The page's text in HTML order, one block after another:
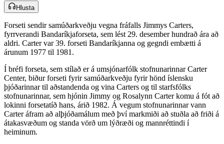
Hlusta
Forseti sendir samúðarkveðju vegna fráfalls Jimmys Carters,
fyrrverandi Bandaríkjaforseta, sem lést 29. desember hundrað ára að
aldri. Carter var 39. forseti Bandaríkjanna og gegndi embætti á
árunum 1977 til 1981.​​​​‌ ‍ ​‍​‍‌‍ ‌ ​‍‌‍‍‌‌‍‌ ‌‍‍‌‌‍ ‍​‍​‍​ ‍‍​‍​‍‌ ​ ‌‍​‌‌‍ ‍‌‍‍‌‌ ‌​‌ ‍‌​‍ ‍‌‍‍‌‌‍ ​‍​‍​‍ ​​‍​‍‌‍‍​‌ ​‍‌‍‌‌‌‍‌‍​‍​‍​ ‍‍​‍​‍‌‍‍​‌ ‌​‌ ‌​‌ ​​‌ ​ ​‍ ​‍ ‌‍‌‍‌‍ ‌ ​‍‌ ​ ‌‍‌‌‌ ‌​‌‍‍‌​‍ ‌‌‍‍‌‌ ​ ‌‍ ​‌‍​‌‌‍ ‍‌‍‌​‌ ​ ​‍ ‍‌ ‌‍‌‍‌‌‌ ​‍‌‍​ ‌‍‌‌‌‍ ​​‍ ‍‌‍​‌‌ ​​‌ ​​​‍ ‌ ​ ‌ ‌​‌ ‌‌‌‍‌​‌‍‍‌‌‍ ​‍ ‌‍‍‌‌‍ ‍‌ ‌​‌‍‌‌‌‍ ‍‌ ‌​​‍ ‌‍‌‌‌‍‌​‌‍‍‌‌ ‌​​‍ ‌‍ ‌‌‍ ‌‍‌​‌‍‌‌​ ‌‌ ​​‌ ​‍‌‍‌‌‌ ​ ‌‍‌‌‌‍ ‍‌ ‌​‌‍​‌‌ ‌​‌‍‍‌‌‍ ‌‍ ‍​ ‍ ‌‍‍‌‌‍‌​​ ‌‌ ​ ‌​‍‌‌​‌​‌‍‍​‌​​‌‌‍‌​‌‍​ ​ ‌‌‌‌‌​‌​​ ‌‌‍​‌‌​ ‌‌‌‌‌​‍‌​ ‌​‌​ ‌​ ​ ‌‌​ ‌‌‌‌‌‍ ​‌​ ‌‌‍ ‍​ ‍ ‌ ‌​‌ ‍‌‌ ​​‌‍‌‌​ ‌‌‍ ‍‌‍‌‌‌ ‌ ‌ ​ ​ ‍ ‌ ​​‌‍​‌‌ ‌​‌‍‍​​ ‌‌ ​​‌‍​‌‌‍‌ ‌‍‌‌‌​​‍‌ ‌‌‌‍‍‌‌‍ ​‌‍‌​‌‍‌‌‌ ​‍​‍‌‌​ ‌‌‌​​‍‌‌ ‌‍‍ ‌‍‌‌‌ ‍‌​‍‌‌​ ​ ‌​‌​​‍‌‌​ ​ ‌​‌​​‍‌‌​ ​‍​ ​‍‌ ​‍‌‍‍‌‌‍​ ‌‍‍​‌ ‌​‌‍‌‌‌ ‍​‌ ‌​​‍ ‌​ ‌‌​ ​ ‌ ‌​‌‍‌‍​ ‌‍​ ‌ ‌ ​ ‌‍​ ​ ‍‌​‍‌‌​ ​‍​ ​‍​‍‌‌​ ‌‌‌​‌​​‍ ‍‌‍​ ‌‍ ‌‍ ‍‌ ‌​‌‍‌‌‌‍ ‍‌ ‌​​‍‌‌​ ‌‌‌​​‍‌‌ ‌‍‍ ‌‍‌‌‌ ‍‌​‍‌‌​ ​ ‌​‌​​‍‌‌​ ​ ‌​‌​​‍‌‌​ ​‍​ ​‍​ ‍​​ ​‌​ ​‌‌‍​‌​ ​‍‌‍​ ‌‍‌​​ ​​​ ‌‍​ ‍​‌‍​‌​ ​‍​‍‌‌​ ​‍​ ​‍​‍‌‌​ ‌‌‌​‌​​‍ ‍‌‍​ ‌‍‍​‌‍‍‌‌‍ ​‌‍‌​‌ ​‍‌‍‌‌‌‍ ‍​‍‌‌​ ‌‌‌​​‍‌‌ ‌‍‍ ‌‍‌‌‌ ‍‌​‍‌‌​ ​ ‌​‌​​‍‌‌​ ​ ‌​‌​​‍‌‌​ ​‍​ ​‍​ ‌​‌‍‌​‌‍‌​​ ​​​ ‌ ​ ‍​​ ‌‌‌‍​‍​ ​​​ ​‌‌‍‌​​ ​‌​‍‌‌​ ​‍​ ​‍​‍‌‌​ ‌‌‌​‌​​‍ ‍‌ ‌​‌‍‌‌‌ ‍​‌ ‌​​ ‌‍​‍‌‍​‌‌ ​ ‌‍‌‌‌‌‌‌‌ ​‍‌‍ ​​ ‌‌‍‍​‌ ‌​‌ ‌​‌ ​​‌ ​ ​‍‌‌​ ​‍‌​‌‍​‍‌‌​ ​‍‌​‌‍‌‍‌‍‌‍ ‌ ​‍‌ ​ ‌‍‌‌‌ ‌​‌‍‍‌​‍ ‌‌‍‍‌‌ ​ ‌‍ ​‌‍​‌‌‍ ‍‌‍‌​‌ ​ ​‍ ‍‌ ‌‍‌‍‌‌‌ ​‍‌‍​ ‌‍‌‌‌‍ ​​‍ ‍‌‍​‌‌ ​​‌ ​​​‍‌‌​ ​‍‌​‌‍‌ ​ ‌ ‌​‌ ‌‌‌‍‌​‌‍‍‌‌‍ ​‍‌‍‌‍‍‌‌‍‌​​ ‌‌ ​ ‌​‍‌‌​‌​‌‍‍​‌​​‌‌‍‌​‌‍​ ​ ‌‌‌‌‌​‌​​ ‌‌‍​‌‌​ ‌‌‌‌‌​‍‌​ ‌​‌​ ‌​ ​ ‌‌​ ‌‌‌‌‌‍ ​‌​ ‌‌‍ ‍​‍‌‍‌ ‌​‌ ‍‌‌ ​​‌‍‌‌​ ‌‌‍ ‍‌‍‌‌‌ ‌ ‌ ​ ​‍‌‍‌ ​​‌‍​‌‌ ‌​‌‍‍​​ ‌‌ ​​‌‍​‌‌‍‌ ‌‍‌‌‌​​‍‌ ‌‌‌‍‍‌‌‍ ​‌‍‌​‌‍‌‌‌ ​‍​‍‌‌​ ‌‌‌​​‍‌‌ ‌‍‍ ‌‍‌‌‌ ‍‌​‍‌‌​ ​ ‌​‌​​‍‌‌​ ​ ‌​‌​​‍‌‌​ ​‍​ ​‍‌ ​‍‌‍‍‌‌‍​ ‌‍‍​‌ ‌​‌‍‌‌‌ ‍​‌ ‌​​‍ ‌​ ‌‌​ ​ ‌ ‌​‌‍‌‍​ ‌‍​ ‌ ‌ ​ ‌‍​ ​ ‍‌​‍‌‌​ ​‍​ ​‍​‍‌‌​ ‌‌‌​‌​​‍ ‍‌‍​ ‌‍ ‌‍ ‍‌ ‌​‌‍‌‌‌‍ ‍‌ ‌​​‍‌‌​ ‌‌‌​​‍‌‌ ‌‍‍ ‌‍‌‌‌ ‍‌​‍‌‌​ ​ ‌​‌​​‍‌‌​ ​ ‌​‌​​‍‌‌​ ​‍​ ​‍​ ‍​​ ​‌​ ​‌‌‍​‌​ ​‍‌‍​ ‌‍‌​​ ​​​ ‌‍​ ‍​‌‍​‌​ ​‍​‍‌‌​ ​‍​ ​‍​‍‌‌​ ‌‌‌​‌​​‍ ‍‌‍​ ‌‍‍​‌‍‍‌‌‍ ​‌‍‌​‌ ​‍‌‍‌‌‌‍ ‍​‍‌‌​ ‌‌‌​​‍‌‌ ‌‍‍ ‌‍‌‌‌ ‍‌​‍‌‌​ ​ ‌​‌​​‍‌‌​ ​ ‌​‌​​‍‌‌​ ​‍​ ​‍​ ‌​‌‍‌​‌‍‌​​ ​​​ ‌ ​ ‍​​ ‌‌‌‍​‍​ ​​​ ​‌‌‍‌​​ ​‌​‍‌‌​ ​‍​ ​‍​‍‌‌​ ‌‌‌​‌​​‍ ‍‌ ‌​‌‍‌‌‌ ‍​‌ ‌​​‍‌‍‌ ​​‌‍‌‌‌ ​‍‌ ​ ‌ ​​‌‍‌‌‌‍​ ‌ ‌​‌‍‍‌‌ ‌‍‌‍‌‌​ ‌‌ ​​‌ ‌‌‌‍​‍‌‍ ​‌‍‍‌‌ ​ ‌‍‍​‌‍‌‌‌‍‌​​‍​‍‌ ‌
Í bréfi forseta, sem stílað er á umsjónarfólk stofnunarinnar Carter
Center, biður forseti fyrir samúðarkveðju fyrir hönd íslensku
þjóðarinnar til aðstandenda og vina Carters og til starfsfólks
stofnunarinnar, sem hjónin Jimmy og Rosalynn Carter komu á fót að
lokinni forsetatíð hans, árið 1982. Á vegum stofnunarinnar vann
Carter áfram að alþjóðamálum með því markmiði að stuðla að friði á
átakasvæðum og standa vörð um lýðræði og mannréttindi í
heiminum.​​​​‌ ‍ ​‍​‍‌‍ ‌ ​‍‌‍‍‌‌‍‌ ‌‍‍‌‌‍ ‍​‍​‍​ ‍‍​‍​‍‌ ​ ‌‍​‌‌‍ ‍‌‍‍‌‌ ‌​‌ ‍‌​‍ ‍‌‍‍‌‌‍ ​‍​‍​‍ ​​‍​‍‌‍‍​‌ ​‍‌‍‌‌‌‍‌‍​‍​‍​ ‍‍​‍​‍‌‍‍​‌ ‌​‌ ‌​‌ ​​‌ ​ ​‍ ​‍ ‌‍‌‍‌‍ ‌ ​‍‌ ​ ‌‍‌‌‌ ‌​‌‍‍‌​‍ ‌‌‍‍‌‌ ​ ‌‍ ​‌‍​‌‌‍ ‍‌‍‌​‌ ​ ​‍ ‍‌ ‌‍‌‍‌‌‌ ​‍‌‍​ ‌‍‌‌‌‍ ​​‍ ‍‌‍​‌‌ ​​‌ ​​​‍ ‌ ​ ‌ ‌​‌ ‌‌‌‍‌​‌‍‍‌‌‍ ​‍ ‌‍‍‌‌‍ ‍‌ ‌​‌‍‌‌‌‍ ‍‌ ‌​​‍ ‌‍‌‌‌‍‌​‌‍‍‌‌ ‌​​‍ ‌‍ ‌‌‍ ‌‍‌​‌‍‌‌​ ‌‌ ​​‌ ​‍‌‍‌‌‌ ​ ‌‍‌‌‌‍ ‍‌ ‌​‌‍​‌‌ ‌​‌‍‍‌‌‍ ‌‍ ‍​ ‍ ‌‍‍‌‌‍‌​​ ‌‌ ​ ‌​‍‌‌​‌​‌‍‍​‌​​‌‌‍‌​‌‍​ ​ ‌‌‌‌‌​‌​​ ‌‌‍​‌‌​ ‌‌‌‌‌​‍‌​ ‌​‌​ ‌​ ​ ‌‌​ ‌‌‌‌‌‍ ​‌​ ‌‌‍ ‍​ ‍ ‌ ‌​‌ ‍‌‌ ​​‌‍‌‌​ ‌‌‍ ‍‌‍‌‌‌ ‌ ‌ ​ ​ ‍ ‌ ​​‌‍​‌‌ ‌​‌‍‍​​ ‌‌ ​​‌‍​‌‌‍‌ ‌‍‌‌‌​​‍‌ ‌‌‌‍‍‌‌‍ ​‌‍‌​‌‍‌‌‌ ​‍​‍‌‌​ ‌‌‌​​‍‌‌ ‌‍‍ ‌‍‌‌‌ ‍‌​‍‌‌​ ​ ‌​‌​​‍‌‌​ ​ ‌​‌​​‍‌‌​ ​‍​ ​‍‌ ​‍‌‍‍‌‌‍​ ‌‍‍​‌ ‌​‌‍‌‌‌ ‍​‌ ‌​​‍ ‌​ ‌‌​ ​ ‌ ‌​‌‍‌‍​ ‌‍​ ‌ ‌ ​ ‌‍​ ​ ‍‌​‍‌‌​ ​‍​ ​‍​‍‌‌​ ‌‌‌​‌​​‍ ‍‌‍​ ‌‍ ‌‍ ‍‌ ‌​‌‍‌‌‌‍ ‍‌ ‌​​‍‌‌​ ‌‌‌​​‍‌‌ ‌‍‍ ‌‍‌‌‌ ‍‌​‍‌‌​ ​ ‌​‌​​‍‌‌​ ​ ‌​‌​​‍‌‌​ ​‍​ ​‍​ ​‌​ ‌‌​ ​ ‌‍​ ​ ‍‌​ ‌ ‌‍‌‌‌‍‌‍‌‍​ ‌‍‌‍​ ‌‍​ ‍​​‍‌‌​ ​‍​ ​‍​‍‌‌​ ‌‌‌​‌​​‍ ‍‌‍​ ‌‍‍​‌‍‍‌‌‍ ​‌‍‌​‌ ​‍‌‍‌‌‌‍ ‍​‍‌‌​ ‌‌‌​​‍‌‌ ‌‍‍ ‌‍‌‌‌ ‍‌​‍‌‌​ ​ ‌​‌​​‍‌‌​ ​ ‌​‌​​‍‌‌​ ​‍​ ​‍​ ‌‌​ ​‍‌‍​‍​ ​‍‌‍​ ​ ​‌​ ‍​​ ‌ ​ ‍​‌‍‌​‌‍‌‌​ ​‍​‍‌‌​ ​‍​ ​‍​‍‌‌​ ‌‌‌​‌​​‍ ‍‌ ‌​‌‍‌‌‌ ‍​‌ ‌​​ ‌‍​‍‌‍​‌‌ ​ ‌‍‌‌‌‌‌‌‌ ​‍‌‍ ​​ ‌‌‍‍​‌ ‌​‌ ‌​‌ ​​‌ ​ ​‍‌‌​ ​‍‌​‌‍​‍‌‌​ ​‍‌​‌‍‌‍‌‍‌‍ ‌ ​‍‌ ​ ‌‍‌‌‌ ‌​‌‍‍‌​‍ ‌‌‍‍‌‌ ​ ‌‍ ​‌‍​‌‌‍ ‍‌‍‌​‌ ​ ​‍ ‍‌ ‌‍‌‍‌‌‌ ​‍‌‍​ ‌‍‌‌‌‍ ​​‍ ‍‌‍​‌‌ ​​‌ ​​​‍‌‌​ ​‍‌​‌‍‌ ​ ‌ ‌​‌ ‌‌‌‍‌​‌‍‍‌‌‍ ​‍‌‍‌‍‍‌‌‍‌​​ ‌‌ ​ ‌​‍‌‌​‌​‌‍‍​‌​​‌‌‍‌​‌‍​ ​ ‌‌‌‌‌​‌​​ ‌‌‍​‌‌​ ‌‌‌‌‌​‍‌​ ‌​‌​ ‌​ ​ ‌‌​ ‌‌‌‌‌‍ ​‌​ ‌‌‍ ‍​‍‌‍‌ ‌​‌ ‍‌‌ ​​‌‍‌‌​ ‌‌‍ ‍‌‍‌‌‌ ‌ ‌ ​ ​‍‌‍‌ ​​‌‍​‌‌ ‌​‌‍‍​​ ‌‌ ​​‌‍​‌‌‍‌ ‌‍‌‌‌​​‍‌ ‌‌‌‍‍‌‌‍ ​‌‍‌​‌‍‌‌‌ ​‍​‍‌‌​ ‌‌‌​​‍‌‌ ‌‍‍ ‌‍‌‌‌ ‍‌​‍‌‌​ ​ ‌​‌​​‍‌‌​ ​ ‌​‌​​‍‌‌​ ​‍​ ​‍‌ ​‍‌‍‍‌‌‍​ ‌‍‍​‌ ‌​‌‍‌‌‌ ‍​‌ ‌​​‍ ‌​ ‌‌​ ​ ‌ ‌​‌‍‌‍​ ‌‍​ ‌ ‌ ​ ‌‍​ ​ ‍‌​‍‌‌​ ​‍​ ​‍​‍‌‌​ ‌‌‌​‌​​‍ ‍‌‍​ ‌‍ ‌‍ ‍‌ ‌​‌‍‌‌‌‍ ‍‌ ‌​​‍‌‌​ ‌‌‌​​‍‌‌ ‌‍‍ ‌‍‌‌‌ ‍‌​‍‌‌​ ​ ‌​‌​​‍‌‌​ ​ ‌​‌​​‍‌‌​ ​‍​ ​‍​ ​‌​ ‌‌​ ​ ‌‍​ ​ ‍‌​ ‌ ‌‍‌‌‌‍‌‍‌‍​ ‌‍‌‍​ ‌‍​ ‍​​‍‌‌​ ​‍​ ​‍​‍‌‌​ ‌‌‌​‌​​‍ ‍‌‍​ ‌‍‍​‌‍‍‌‌‍ ​‌‍‌​‌ ​‍‌‍‌‌‌‍ ‍​‍‌‌​ ‌‌‌​​‍‌‌ ‌‍‍ ‌‍‌‌‌ ‍‌​‍‌‌​ ​ ‌​‌​​‍‌‌​ ​ ‌​‌​​‍‌‌​ ​‍​ ​‍​ ‌‌​ ​‍‌‍​‍​ ​‍‌‍​ ​ ​‌​ ‍​​ ‌ ​ ‍​‌‍‌​‌‍‌‌​ ​‍​‍‌‌​ ​‍​ ​‍​‍‌‌​ ‌‌‌​‌​​‍ ‍‌ ‌​‌‍‌‌‌ ‍​‌ ‌​​‍‌‍‌ ​​‌‍‌‌‌ ​‍‌ ​ ‌ ​​‌‍‌‌‌‍​ ‌ ‌​‌‍‍‌‌ ‌‍‌‍‌‌​ ‌‌ ​​‌ ‌‌‌‍​‍‌‍ ​‌‍‍‌‌ ​ ‌‍‍​‌‍‌‌‌‍‌​​‍​‍‌ ‌